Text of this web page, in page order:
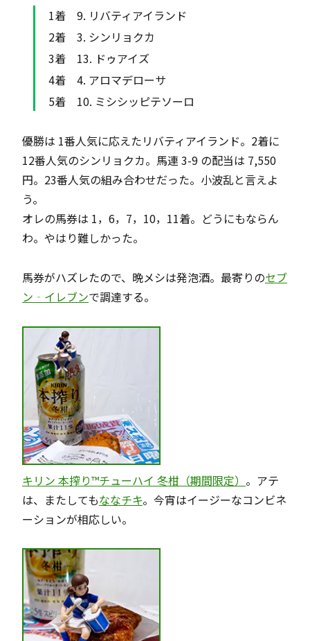
9. リバティアイランド
3. シンリョクカ
13. ドゥアイズ
4. アロマデローサ
10. ミシシッピテソーロ
優勝は 1番人気に応えたリバティアイランド。2着に
12番人気のシンリョクカ。馬連 3-9 の配当は 7,550
円。23番人気の組み合わせだった。小波乱と言えよ
う。
オレの馬券は 1，6，7，10，11着。どうにもならん
わ。やはり難しかった。
馬券がハズレたので、晩メシは発泡酒。最寄りのセブ
ン‐イレブンで調達する。
キリン 本搾り™チューハイ 冬柑（期間限定） 。アテ
は、またしてもななチキ。今宵はイージーなコンビネ
ーションが相応しい。